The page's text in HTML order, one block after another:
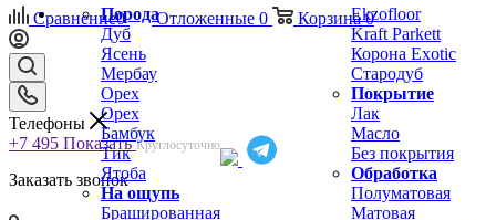
Порода
Дуб
Ясень
Мербау
Орех
Орех
Бамбук
Тик
Ятоба
На ощупь
Брашированная
Ekzofloor
Kraft Parkett
Корона Exotic
Стародуб
Покрытие
Лак
Масло
Без покрытия
Обработка
Полуматовая
Матовая
Сравнение0 Отложенные 0 Корзина 0
Телефоны
+7 495 Показать Круглосуточно
Заказать звонок